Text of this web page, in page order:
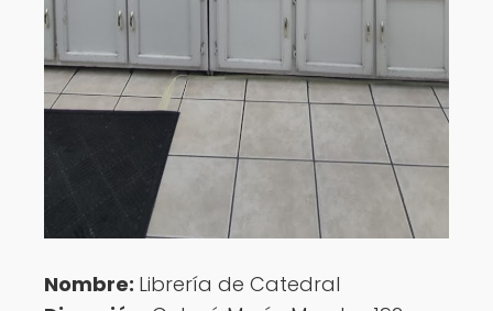
Nombre: Librería de Catedral